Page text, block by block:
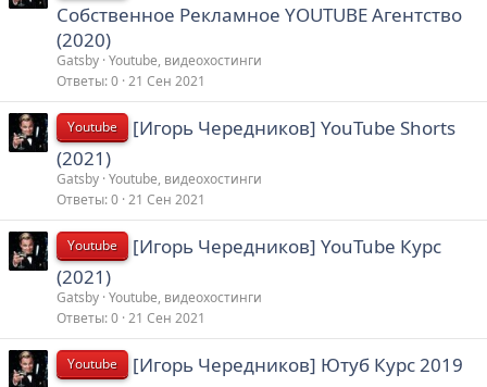
Собственное Рекламное YOUTUBE Агентство
(2020)
Gatsby Youtube, видеохостинги
Ответы 0 21 Сен 2021
Youtube
[Игорь Чередников] YouTube Shorts
(2021)
Gatsby Youtube, видеохостинги
Ответы 0 21 Сен 2021
Youtube
[Игорь Чередников] YouTube Курс
(2021)
Gatsby Youtube, видеохостинги
Ответы 0 21 Сен 2021
Youtube
[Игорь Чередников] Ютуб Курс 2019